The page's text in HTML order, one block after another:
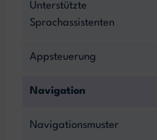
Unterstützte
Sprachassistenten
Appsteuerung
Navigation
Navigationsmuster